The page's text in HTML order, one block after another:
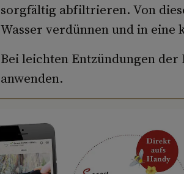
sorgfältig abfiltrieren. Von
Wasser verdünnen und in eine
Bei leichten Entzündungen
anwenden.